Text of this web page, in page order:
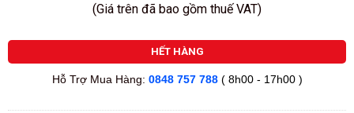
(Giá trên đã bao gồm thuế VAT)
HẾT HÀNG
Hỗ Trợ Mua Hàng: 0848 757 788 ( 8h00 - 17h00 )